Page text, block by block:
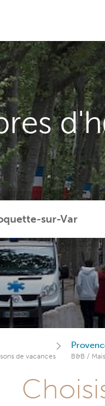
de vacances B&B /